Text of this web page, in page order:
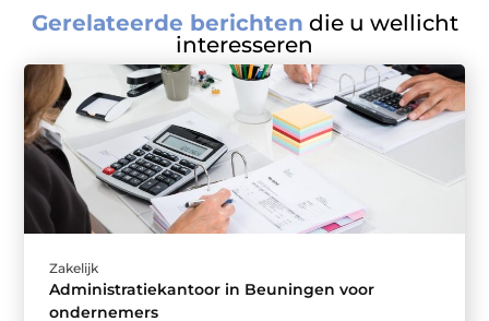
Gerelateerde berichten die u wellicht
interesseren
Zakelijk
Administratiekantoor in Beuningen voor
ondernemers